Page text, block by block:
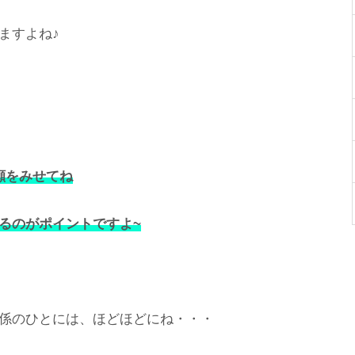
すよね♪
をみせてね
のがポイントですよ~
のひとには、ほどほどにね・・・